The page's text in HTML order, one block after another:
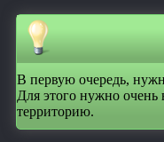
В первую очередь,
Для этого нужно очень
территорию.